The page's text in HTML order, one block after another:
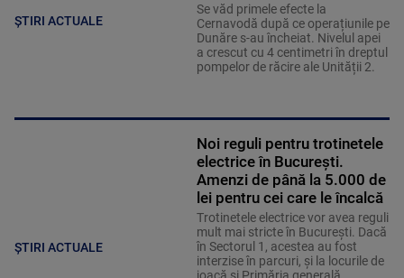
ȘTIRI ACTUALE
Se văd primele efecte la
Cernavodă după ce operațiunile pe
Dunăre s-au încheiat. Nivelul apei
a crescut cu 4 centimetri în dreptul
pompelor de răcire ale Unității 2.
ȘTIRI ACTUALE
Noi reguli pentru trotinetele
electrice în București.
Amenzi de până la 5.000 de
lei pentru cei care le încalcă
Trotinetele electrice vor avea reguli
mult mai stricte în București. Dacă
în Sectorul 1, acestea au fost
interzise în parcuri, și la locurile de
joacă și Primăria generală